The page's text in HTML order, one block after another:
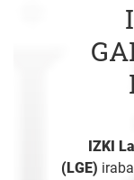
IZKI
(LGE)